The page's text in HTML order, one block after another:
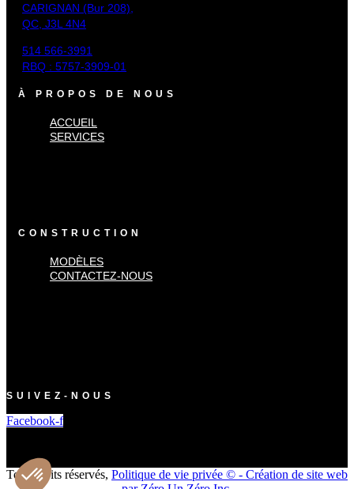
CARIGNAN (Bur 208),
QC, J3L 4N4
514 566-3991
RBQ : 5757-3909-01
À PROPOS DE NOUS
ACCUEIL
SERVICES
CONSTRUCTION
MODÈLES
CONTACTEZ-NOUS
SUIVEZ-NOUS
Facebook-f
Tous droits réservés, Politique de vie privée © - Création de site web